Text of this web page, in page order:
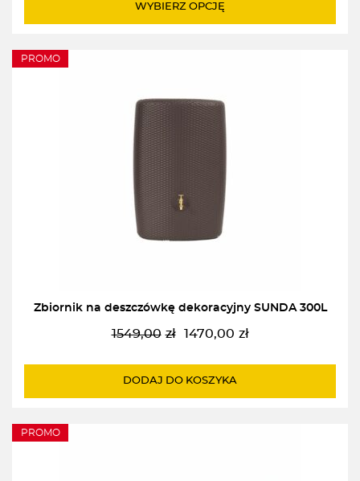
WYBIERZ OPCJĘ
PROMO
Zbiornik na deszczówkę dekoracyjny SUNDA 300L
1549,00 zł
Pierwotna
wynosiła:
1470,00 zł
Aktualna
wynosi:
DODAJ DO KOSZYKA
PROMO